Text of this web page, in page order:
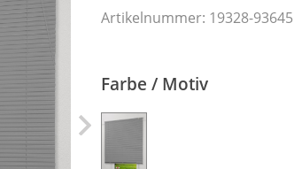
Artikelnummer: 19328-93645
Farbe / Motiv